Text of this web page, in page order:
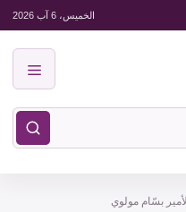
الخميس، 6 آب 2026
بسّام مولوي